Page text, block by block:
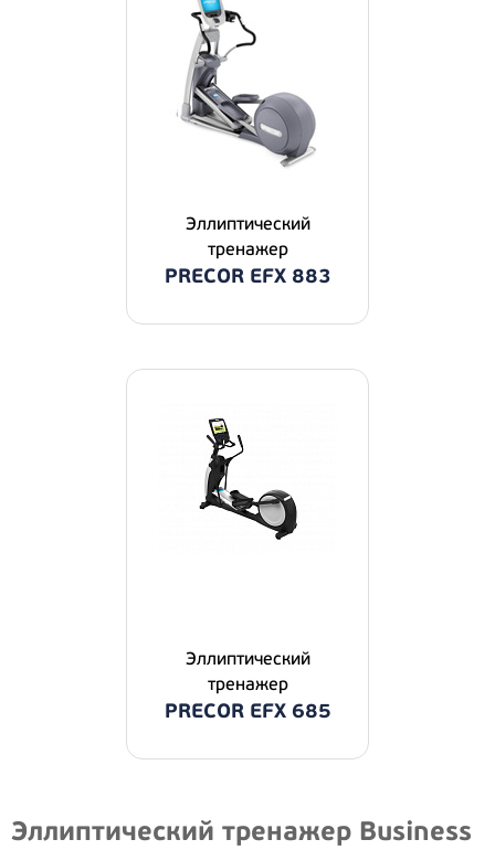
Эллиптический
тренажер
PRECOR EFX 883
Эллиптичecкий
тpeнaжep
PRECOR EFX 685
Эллиптический тренажер Business